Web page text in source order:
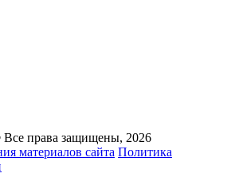
права защищены, 2026
материалов сайта Политика